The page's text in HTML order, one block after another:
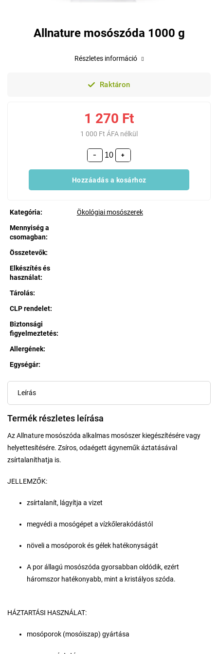
Allnature mosószóda 1000 g
Raktáron
1 270 Ft
1 000 Ft ÁFA nélkül
+
−
Hozzáadás a kosárhoz
Kategória:
Ökológiai mosószerek
Mennyiség a
csomagban:
Összetevők:
Elkészítés és
használat:
Tárolás:
CLP rendelet:
Biztonsági
figyelmeztetés:
Allergének:
Egységár:
Részletes információ
Leírás
Termék részletes leírása
Az Allnature mosószóda alkalmas mosószer kiegészítésére vagy
helyettesítésére. Zsíros, odaégett ágyneműk áztatásával
zsírtalaníthatja is.
JELLEMZŐK:
zsírtalanít, lágyítja a vizet
megvédi a mosógépet a vízkőlerakódástól
növeli a mosóporok és gélek hatékonyságát
A por állagú mosószóda gyorsabban oldódik, ezért
háromszor hatékonyabb, mint a kristályos szóda.
HÁZTARTÁSI HASZNÁLAT:
mosóporok (mosóiszap) gyártása